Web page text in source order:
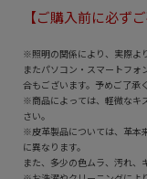
【ご購入前に必ず
※照明の関係により、実際よ
またパソコン・スマートフォ
合もございます。予めご了承
※商品によっては、軽微なキ
さい。
※皮革製品については、革本
に異なります。
また、多少の色ムラ、汚れ、